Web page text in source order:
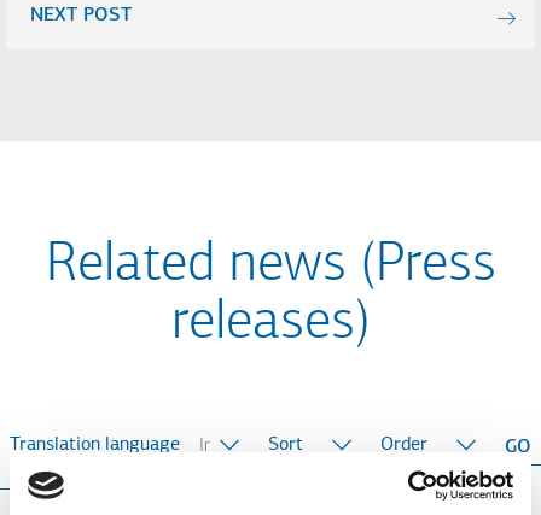
NEXT POST
Related news (Press
releases)
Translation language
Sort
Order